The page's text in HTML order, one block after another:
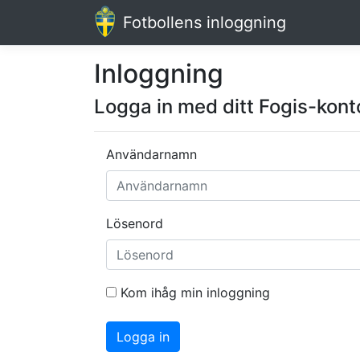
Fotbollens inloggning
Inloggning
Logga in med ditt Fogis-
Användarnamn
Lösenord
Kom ihåg min inloggning
Logga in